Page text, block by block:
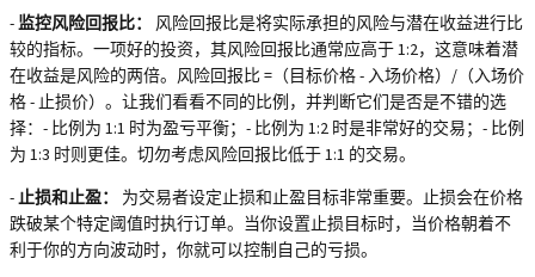
-监控风险回报比：
风险回报比是将实际承担的风险与潜在收益进行比
较的指标。一项好的投资，其风险回报比通常应高于 1:2，这意味着潜
在收益是风险的两倍。风险回报比 =（目标价格 - 入场价格）/（入场价
格 - 止损价）。让我们看看不同的比例，并判断它们是否是不错的选
择：- 比例为 1:1 时为盈亏平衡；- 比例为 1:2 时是非常好的交易；- 比例
为 1:3 时则更佳。切勿考虑风险回报比低于 1:1 的交易。
-止损和止盈：
为交易者设定止损和止盈目标非常重要。止损会在价格
跌破某个特定阈值时执行订单。当你设置止损目标时，当价格朝着不
利于你的方向波动时，你就可以控制自己的亏损。